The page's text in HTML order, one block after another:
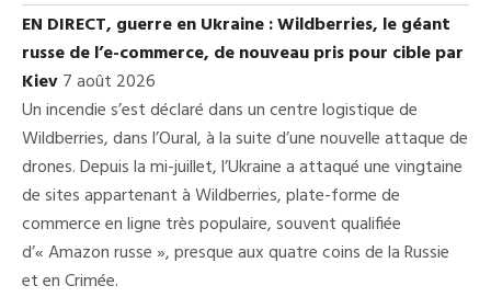
EN DIRECT, guerre en Ukraine : Wildberries, le géant
russe de l’e-commerce, de nouveau pris pour cible par
Kiev7 août 2026
Un incendie s’est déclaré dans un centre logistique de
Wildberries, dans l’Oural, à la suite d’une nouvelle attaque de
drones. Depuis la mi-juillet, l’Ukraine a attaqué une vingtaine
de sites appartenant à Wildberries, plate-forme de
commerce en ligne très populaire, souvent qualifiée
d’« Amazon russe », presque aux quatre coins de la Russie
et en Crimée.